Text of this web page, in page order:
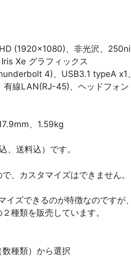
(1920×1080)、非光沢、
Xe グラフィックス
4)、USB3.1 typeA x1
有線LAN(RJ-45)、ヘッドフォン
、1.59kg
込、送料込）です。
、カスタマイズはできません。
イズできるのが特徴なのですが
種類を販売しています。
数種類）から選択